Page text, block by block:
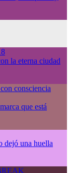
la eterna ciudad
consciencia
que está
dejó una huella